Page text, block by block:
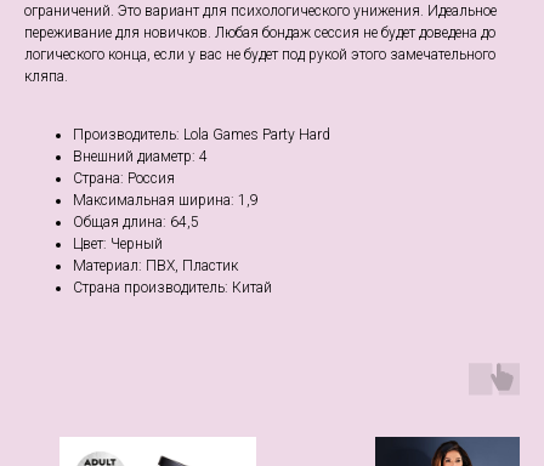
ограничений. Это вариант для психологического унижения. Идеальное
переживание для новичков. Любая бондаж сессия не будет доведена до
логического конца, если у вас не будет под рукой этого замечательного
кляпа.
Производитель: Lola Games Party Hard
Внешний диаметр: 4
Страна: Россия
Максимальная ширина: 1,9
Общая длина: 64,5
Цвет: Черный
Материал: ПВХ, Пластик
Страна производитель: Китай